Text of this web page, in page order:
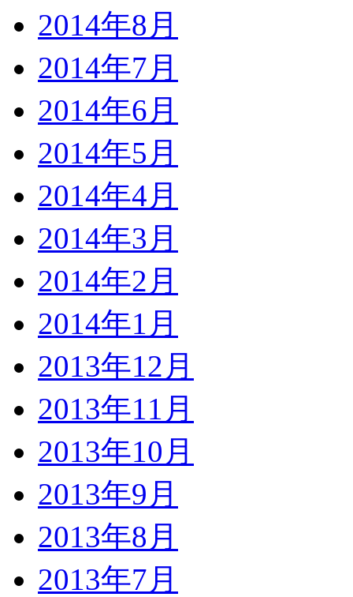
2014年8月
2014年7月
2014年6月
2014年5月
2014年4月
2014年3月
2014年2月
2014年1月
2013年12月
2013年11月
2013年10月
2013年9月
2013年8月
2013年7月